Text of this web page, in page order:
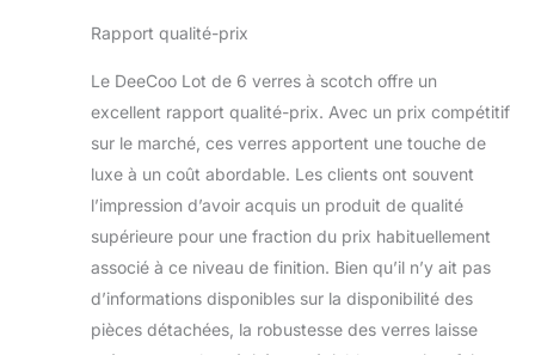
Rapport qualité-prix
Le DeeCoo Lot de 6 verres à scotch offre un
excellent rapport qualité-prix. Avec un prix compétitif
sur le marché, ces verres apportent une touche de
luxe à un coût abordable. Les clients ont souvent
l’impression d’avoir acquis un produit de qualité
supérieure pour une fraction du prix habituellement
associé à ce niveau de finition. Bien qu’il n’y ait pas
d’informations disponibles sur la disponibilité des
pièces détachées, la robustesse des verres laisse